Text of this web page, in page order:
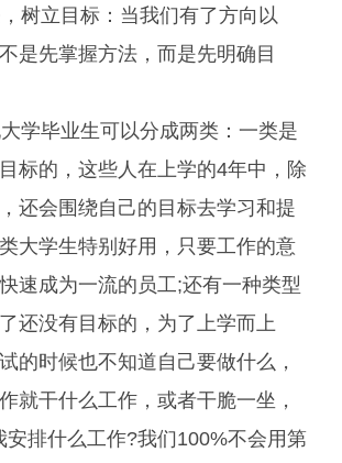
立目标：当我们有了方向以
是先掌握方法，而是先明确目
毕业生可以分成两类：一类是
标的，这些人在上学的4年中，除
还会围绕自己的目标去学习和提
大学生特别好用，只要工作的意
速成为一流的员工;还有一种类型
还没有目标的，为了上学而上
的时候也不知道自己要做什么，
就干什么工作，或者干脆一坐，
安排什么工作?我们100%不会用第